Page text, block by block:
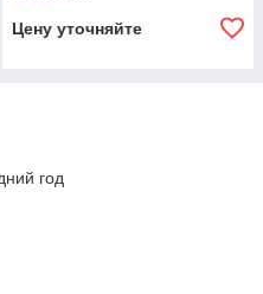
Цену уточняйте
год